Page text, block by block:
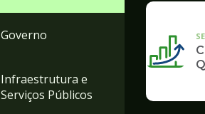
Governo
Infraestrutura e
Serviços Públicos